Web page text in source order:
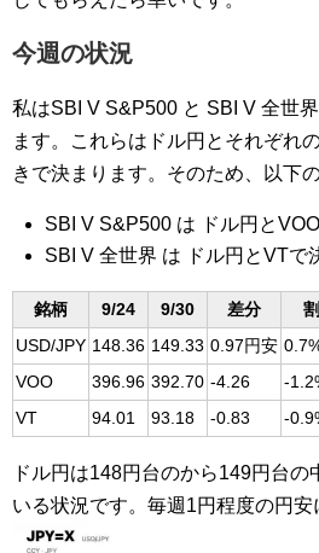
今週の状況
私はSBI V S&P500 と SBI V 全世
ます。これらはドル円とそれぞれ
きで決まります。そのため、以下
SBI V S&P500 は ドル円と
SBI V 全世界 は ドル円とVTで
銘柄 9/24 9/30 差分
USD/JPY 148.36 149.33 0.97円安
VOO
396.96 392.70 -4.26
-
VT
94.01 93.18 -0.83 -
ドル円は148円台のから149円台の
いる状況です。毎週1円程度の円安